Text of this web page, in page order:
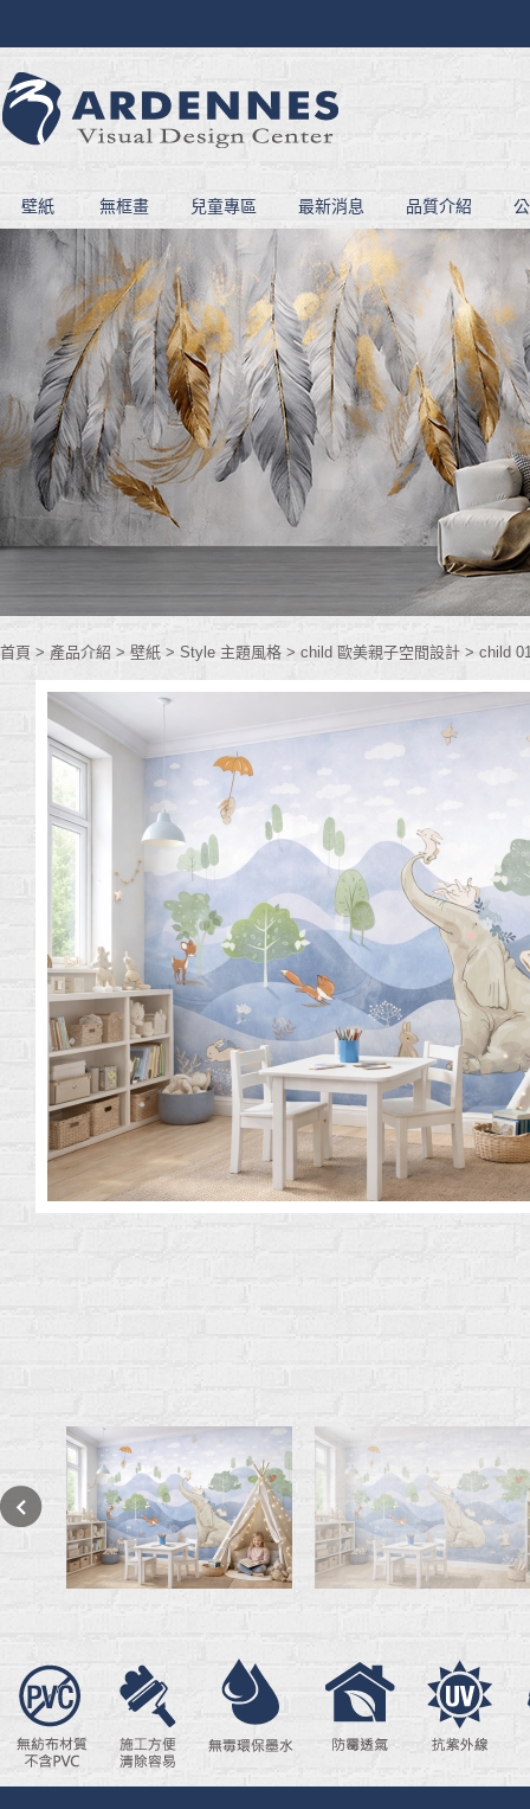
壁紙 無框畫 兒童專區 最新消息 品質介紹
首頁 > 產品介紹 > 壁紙 > Style 主題風格 > child 歐美親子空間設計 > child